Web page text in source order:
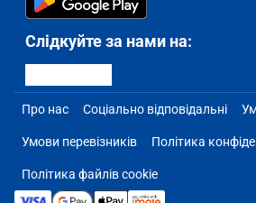
Слідкуйте за нами на:
Про нас Соціально відповідальні
Умови перевізників Політика
Політика файлів cookie